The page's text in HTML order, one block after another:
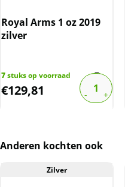
Royal Arms 1 oz 2019
zilver
7stuks op voorraad
€129,81
Anderen kochten ook
Zilver